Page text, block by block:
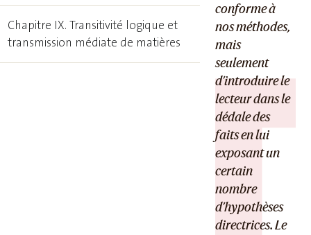
conforme à
nos méthodes,
mais
seulement
d’introduire le
lecteur dans le
dédale des
faits en lui
exposant un
certain
nombre
d’hypothèses
directrices. Le
Chapitre IX. Transitivité logique et
transmission médiate de matières